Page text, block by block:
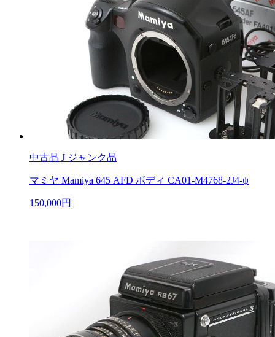
中古品 J ジャンク品
マミヤ Mamiya 645 AFD ボディ CA01-M4768-2J4-ψ
150,000円